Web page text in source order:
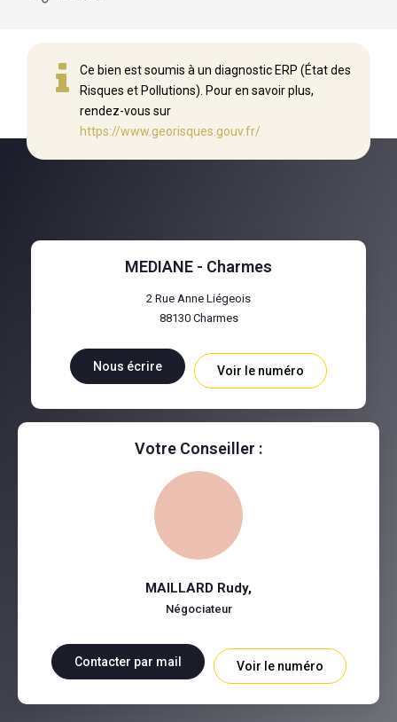
Ce bien est soumis à un diagnostic ERP (État des
Risques et Pollutions). Pour en savoir plus,
rendez-vous sur
https://www.georisques.gouv.fr/
MEDIANE - Charmes
2 Rue Anne Liégeois
88130 Charmes
Nous écrire Voir le numéro
Votre Conseiller :
MAILLARD Rudy,
Négociateur
Contacter par mail Voir le numéro